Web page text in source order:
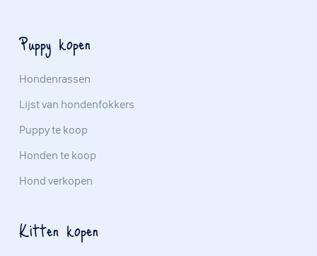
Puppy kopen
Hondenrassen
Lijst van hondenfokkers
Puppy te koop
Honden te koop
Hond verkopen
Kitten kopen